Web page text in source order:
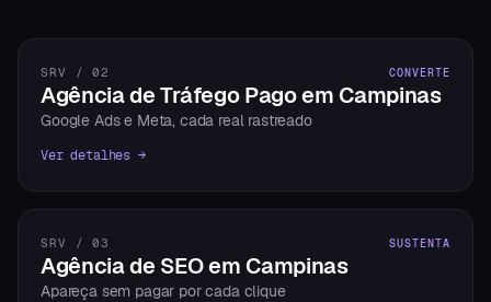
SRV / 02 CONVERTE
Agência de Tráfego Pago em Campinas
Google Ads e Meta, cada real rastreado
Ver detalhes →
SRV / 03 SUSTENTA
Agência de SEO em Campinas
Apareça sem pagar por cada clique